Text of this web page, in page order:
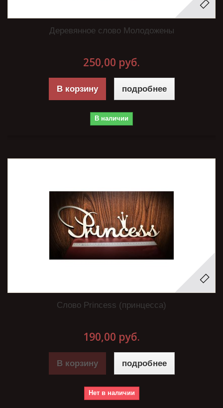
Деревянное слово Молодожены
250,00 руб.
В корзину подробнее
В наличии
Слово Princess (принцесса)
190,00 руб.
В корзину подробнее
Нет в наличии